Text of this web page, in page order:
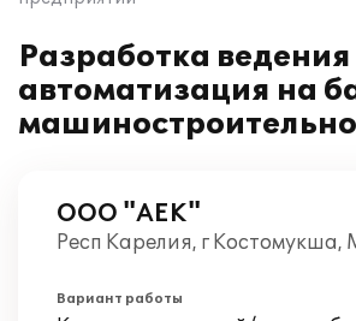
Разработка
автоматизация на
ООО "АЕК"
Респ Карелия, г Костомукша,
Вариант работы